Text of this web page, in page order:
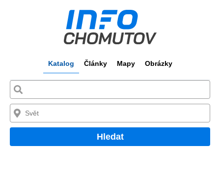
Katalog Články Mapy Obrázky
Hledat